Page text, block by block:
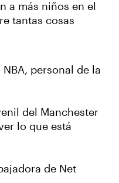
a más niños en el
tantas cosas
personal de la
del Manchester
lo que está
de Net